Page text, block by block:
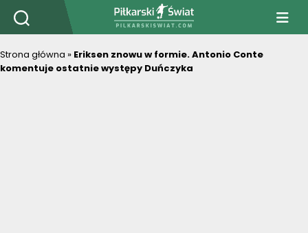
PiłkarskiSwiat.com
Strona główna » Eriksen znowu w formie. Antonio Conte
komentuje ostatnie występy Duńczyka